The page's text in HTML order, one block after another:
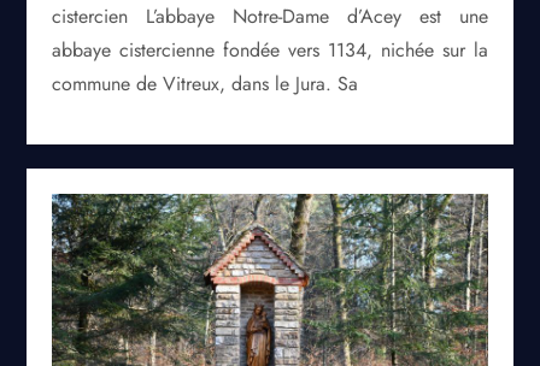
cistercien L’abbaye Notre-Dame d’Acey est une
abbaye cistercienne fondée vers 1134, nichée sur la
commune de Vitreux, dans le Jura. Sa